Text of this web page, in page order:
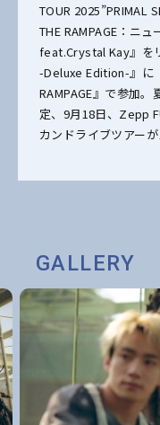
TOUR 2025”PRIMAL
THE RAMPAGE：ニュ
feat.Crystal Kay』を
-Deluxe Edition-』に
RAMPAGE』で参加
定、9月18日、Zepp
カンドライブツアーが
GALLERY